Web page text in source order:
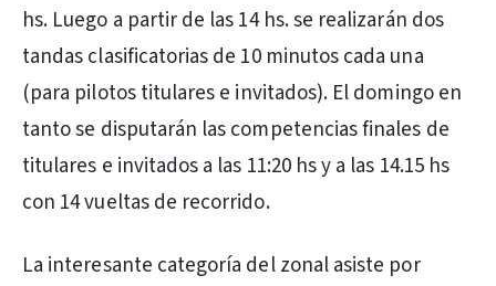
hs. Luego a partir de las 14 hs. se realizarán dos
tandas clasificatorias de 10 minutos cada una
(para pilotos titulares e invitados). El domingo en
tanto se disputarán las competencias finales de
titulares e invitados a las 11:20 hs y a las 14.15 hs
con 14 vueltas de recorrido.
La interesante categoría del zonal asiste por